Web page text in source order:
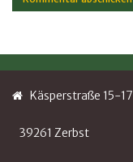
Käsperstraße 15-17
39261 Zerbst